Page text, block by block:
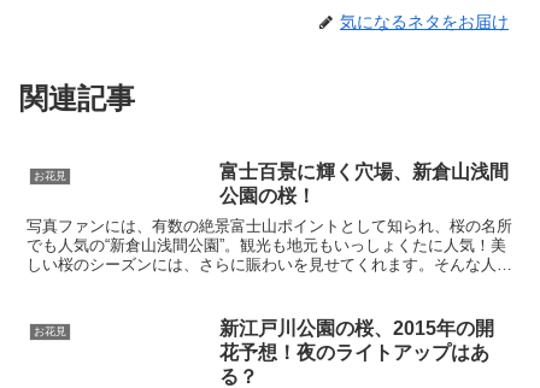
気になるネタをお届け
関連記事
お花見
富士百景に輝く穴場、新倉山浅間
公園の桜！
写真ファンには、有数の絶景富士山ポイントとして知られ、桜の名所
でも人気の“新倉山浅間公園”。観光も地元もいっしょくたに人気！美
しい桜のシーズンには、さらに賑わいを見せてくれます。そんな人気
お花見
新江戸川公園の桜、2015年の開
花予想！夜のライトアップはあ
る？